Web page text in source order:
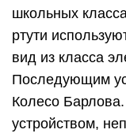
школьных
ртути
вид из класса
Последующим
Колесо
устройством,